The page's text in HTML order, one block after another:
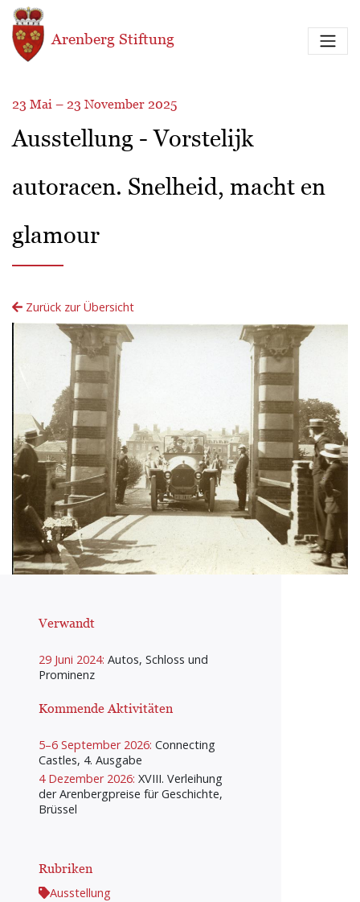
Direkt zum Inhalt
Arenberg Stiftung
23 Mai – 23 November 2025
Ausstellung - Vorstelijk
autoracen. Snelheid, macht en
glamour
Zurück zur Übersicht
Verwandt
29 Juni 2024: Autos, Schloss und
Prominenz
Kommende Aktivitäten
5–6 September 2026: Connecting
Castles, 4. Ausgabe
4 Dezember 2026: XVIII. Verleihung
der Arenbergpreise für Geschichte,
Brüssel
Rubriken
Ausstellung